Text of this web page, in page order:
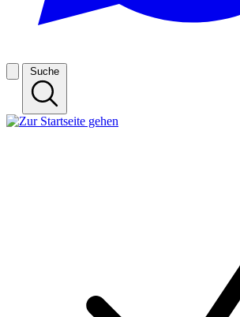
Suche